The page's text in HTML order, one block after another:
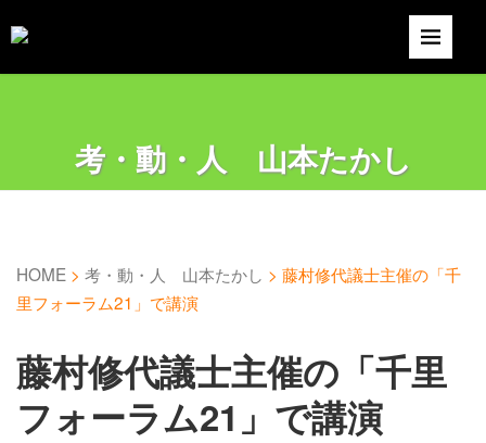
考・動・人 山本たかし
HOME > 考・動・人 山本たかし > 藤村修代議士主催の「千
里フォーラム21」で講演
藤村修代議士主催の「千里
フォーラム21」で講演